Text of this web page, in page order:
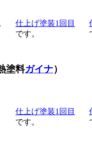
仕上げ塗装1回目
です。
塗料ガイナ）
仕上げ塗装1回目
です。